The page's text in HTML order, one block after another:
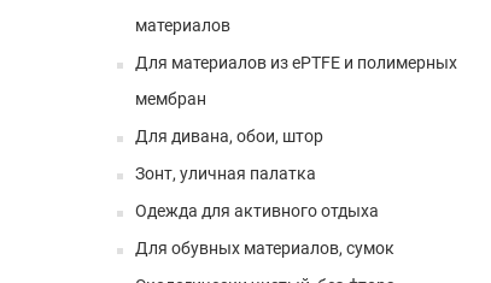
материалов
Для материалов из ePTFE и полимерных
мембран
Для дивана, обои, штор
Зонт, уличная палатка
Одежда для активного отдыха
Для обувных материалов, сумок